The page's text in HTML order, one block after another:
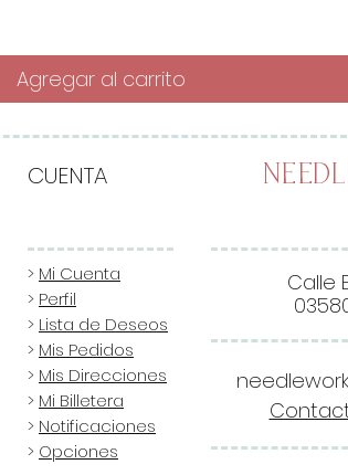
Agregar al carrito
CUENTA
> Mi Cuenta
> Perfil
> Lista de Deseos
> Mis Pedidos
> Mis Direcciones
> Mi Billetera
> Notificaciones
> Opciones
Calle